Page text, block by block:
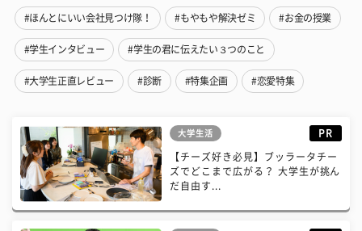
#ほんとにいい会社見つけ隊！ #もやもや解決ゼミ #お金の授業
#学生インタビュー #学生の君に伝えたい３つのこと
#大学生正直レビュー #診断 #特集企画 #恋愛特集
大学生活 PR
【チーズ好き必見】ブッラータチー
ズでどこまで広がる？ 大学生が挑ん
だ自由す...